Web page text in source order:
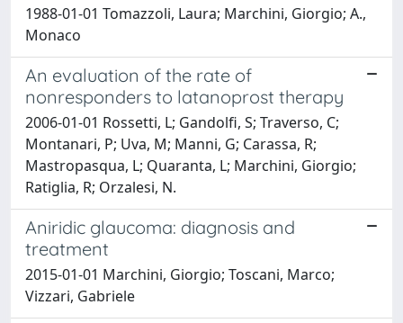
1988-01-01 Tomazzoli, Laura; Marchini, Giorgio; A.,
Monaco
An evaluation of the rate of
nonresponders to latanoprost therapy
2006-01-01 Rossetti, L; Gandolfi, S; Traverso, C;
Montanari, P; Uva, M; Manni, G; Carassa, R;
Mastropasqua, L; Quaranta, L; Marchini, Giorgio;
Ratiglia, R; Orzalesi, N.
Aniridic glaucoma: diagnosis and
treatment
2015-01-01 Marchini, Giorgio; Toscani, Marco;
Vizzari, Gabriele